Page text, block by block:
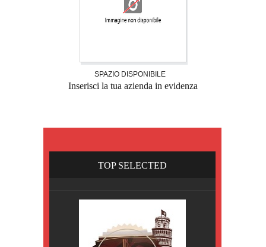
SPAZIO DISPONIBILE
Inserisci la tua azienda in evidenza
TOP SELECTED